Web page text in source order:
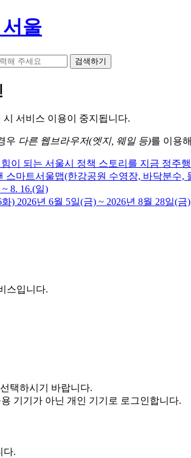
울
검색하기
서비스 이용이 중지됩니다.
우 다른 웹브라우저(엣지, 웨일 등)를 이용
스입니다.
택하시기 바랍니다.
기기가 아닌 개인 기기로 로그인합니다.
다.